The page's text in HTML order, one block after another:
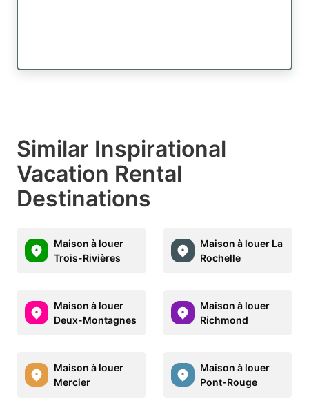
Similar Inspirational
Vacation Rental
Destinations
Maison à louer
Trois-Rivières
Maison à louer La
Rochelle
Maison à louer
Deux-Montagnes
Maison à louer
Richmond
Maison à louer
Mercier
Maison à louer
Pont-Rouge